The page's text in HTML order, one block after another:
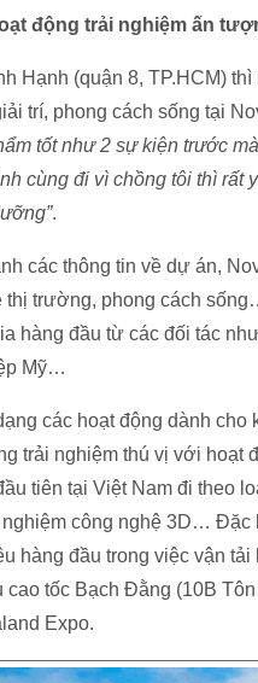
động trải nghiệm ấn
Hạnh (quận 8, TP.HCM)
trí, phong cách sống tại
tốt như 2 sự kiện trước
cùng đi vì chồng tôi thì rất
.
các thông tin về dự án,
thị trường, phong cách
hàng đầu từ các đối tác
Mỹ…
các hoạt động dành
trải nghiệm thú vị với hoạt
tiên tại Việt Nam đi theo
công nghệ 3D…
hàng đầu trong việc vận
cao tốc Bạch Đằng (10B
Expo.